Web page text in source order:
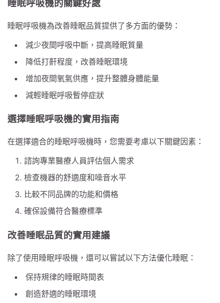
睡眠呼吸機的關鍵好處
睡眠呼吸機為改善睡眠品質提供了多方面的優勢：
減少夜間呼吸中斷，提高睡眠質量
降低打鼾程度，改善睡眠環境
增加夜間氧氣供應，提升整體身體能量
減輕睡眠呼吸暫停症狀
選擇睡眠呼吸機的實用指南
在選擇適合的睡眠呼吸機時，您需要考慮以下關鍵因素：
諮詢專業醫療人員評估個人需求
檢查機器的舒適度和噪音水平
比較不同品牌的功能和價格
確保設備符合醫療標準
改善睡眠品質的實用建議
除了使用睡眠呼吸機，還可以嘗試以下方法優化睡眠：
保持規律的睡眠時間表
創造舒適的睡眠環境